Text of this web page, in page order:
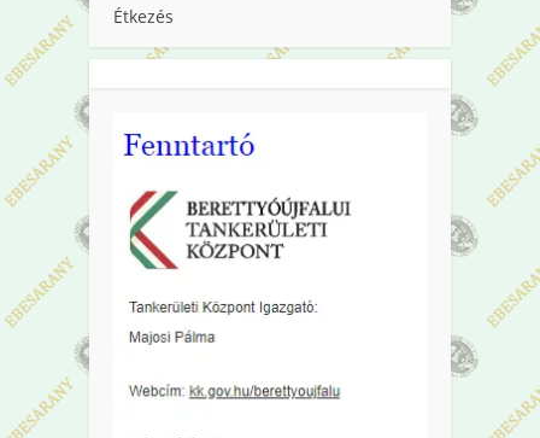
Étkezés